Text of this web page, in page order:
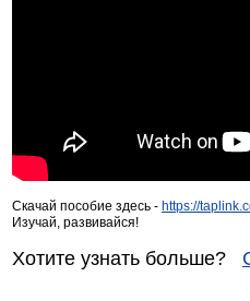
Скачай пособие здесь - https://
Изучай, развивайся!
Хотите узнать больше?